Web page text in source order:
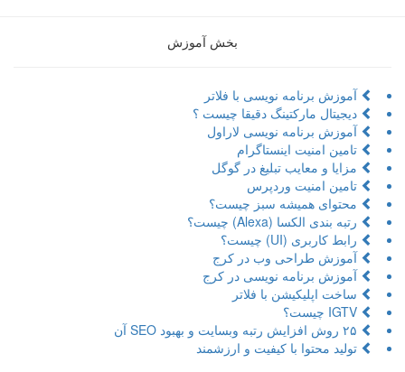
بخش آموزش
آموزش برنامه نویسی با فلاتر
دیجیتال مارکتینگ دقیقا چیست ؟
آموزش برنامه نویسی لاراول
تامین امنیت اینستاگرام
مزایا و معایب تبلیغ در گوگل
تامین امنیت وردپرس
محتوای همیشه سبز چیست؟
رتبه بندی الکسا (Alexa) چیست؟
رابط کاربری (UI) چیست؟
آموزش طراحی وب در کرج
آموزش برنامه نویسی در کرج
ساخت اپلیکیشن با فلاتر
IGTV چیست؟
۲۵ روش افزایش رتبه وبسایت و بهبود SEO آن
تولید محتوا با کیفیت و ارزشمند